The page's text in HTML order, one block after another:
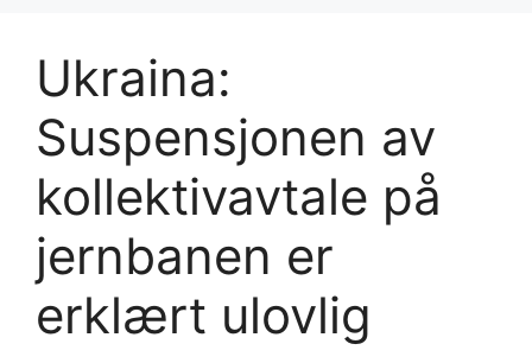
Ukraina:
Suspensjonen av
kollektivavtale på
jernbanen er
erklært ulovlig